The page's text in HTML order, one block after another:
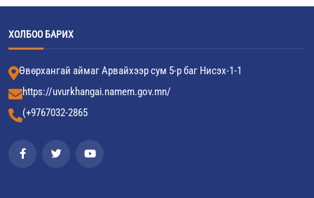
ХОЛБОО БАРИХ
Өвөрхангай аймаг Арвайхээр сум 5-р баг Нисэх-1-1
https://uvurkhangai.namem.gov.mn/
(+9767032-2865